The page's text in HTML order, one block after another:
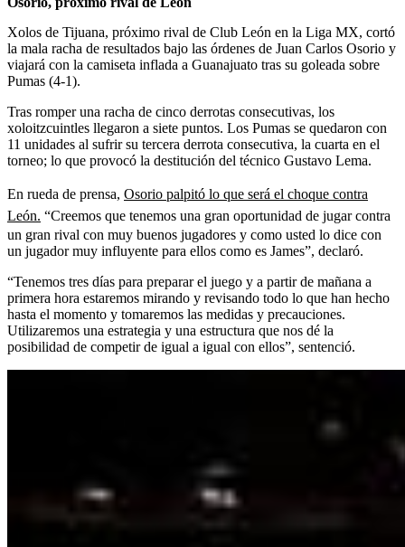
Xolos de Tijuana, próximo rival de Club León en la Liga MX, cortó
la mala racha de resultados bajo las órdenes de Juan Carlos Osorio y
viajará con la camiseta inflada a Guanajuato tras su goleada sobre
Pumas (4-1).
Tras romper una racha de cinco derrotas consecutivas, los
xoloitzcuintles llegaron a siete puntos. Los Pumas se quedaron con
11 unidades al sufrir su tercera derrota consecutiva, la cuarta en el
torneo; lo que provocó la destitución del técnico Gustavo Lema.
En rueda de prensa, Osorio palpitó lo que será el choque contra
León. “Creemos que tenemos una gran oportunidad de jugar contra
un gran rival con muy buenos jugadores y como usted lo dice con
un jugador muy influyente para ellos como es James”, declaró.
“Tenemos tres días para preparar el juego y a partir de mañana a
primera hora estaremos mirando y revisando todo lo que han hecho
hasta el momento y tomaremos las medidas y precauciones.
Utilizaremos una estrategia y una estructura que nos dé la
posibilidad de competir de igual a igual con ellos”, sentenció.